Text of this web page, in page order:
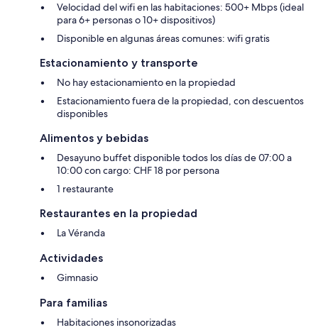
Velocidad del wifi en las habitaciones: 500+ Mbps (ideal
para 6+ personas o 10+ dispositivos)
Disponible en algunas áreas comunes: wifi gratis
Estacionamiento y transporte
No hay estacionamiento en la propiedad
Estacionamiento fuera de la propiedad, con descuentos
disponibles
Alimentos y bebidas
Desayuno buffet disponible todos los días de 07:00 a
10:00 con cargo: CHF 18 por persona
1 restaurante
Restaurantes en la propiedad
La Véranda
Actividades
Gimnasio
Para familias
Habitaciones insonorizadas